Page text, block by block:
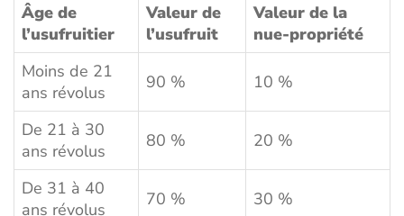
Âge de
l’usufruitier
Valeur de
l’usufruit
Valeur de la
nue-propriété
Moins de 21
ans révolus
90 % 10 %
De 21 à 30
ans révolus
80 % 20 %
De 31 à 40
ans révolus
70 % 30 %